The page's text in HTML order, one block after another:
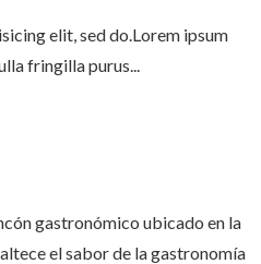
elit, sed do.Lorem ipsum
fringilla purus...
gastronómico ubicado en la
el sabor de la gastronomía